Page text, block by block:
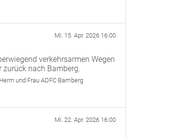
Mi. 15. Apr. 2026 16:00
verkehrsarmen Wegen
zurück nach Bamberg.
Herrn und Frau ADFC Bamberg
Mi. 22. Apr. 2026 16:00